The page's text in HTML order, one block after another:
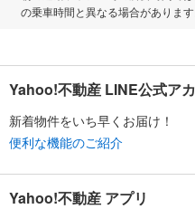
の乗車時間と異なる場合があります
Yahoo!不動産 LINE公式ア
新着物件をいち早くお届け！
便利な機能のご紹介
Yahoo!不動産 アプリ